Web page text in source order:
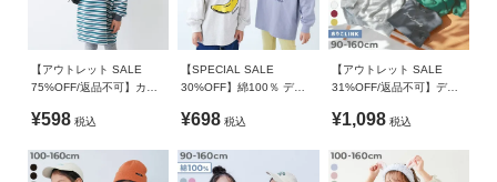
お
買
い
伸縮性：ふつう
■スタイリング
デニムなどパンツと合わせるのはもちろん、
スカートと合わせた大人っぽいコーデもおすすめ。
160cm
62 54 54.5 52
フリル ゴム上がり
フリル丈
100cm
66
13.5
110cm
68
【アウトレット SALE
75%OFF/返品不可】カラ
裏起毛 先染めボーダー ワ
¥598 税込
【SPECIAL SALE
30%OFF】綿100％ デビ
ント袖リブ 長袖Ｔシャツ
¥698 税込
【アウトレット SALE
31%OFF/返品不可】デビ
ント トレーナー
¥1,098 税込